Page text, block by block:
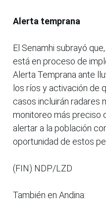
Alerta temprana
El Senamhi subrayó
está en proceso de
Alerta Temprana ante
los ríos y activación de
casos incluirán radares
monitoreo más preciso
alertar a la población
oportunidad de estos
(FIN) NDP/LZD
También en Andina: